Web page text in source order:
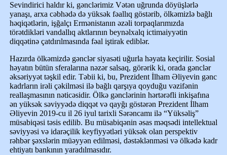
Sevindirici haldır ki, gənclərimiz Vətən uğrunda döyüşlərlə
yanaşı, arxa cəbhədə də yüksək fəallıq göstərib, ölkəmizlə bağlı
həqiqətlərin, işğalçı Ermənistanın əzəli torpaqlarımızda
törətdikləri vandallıq aktlarının beynəlxalq ictimaiyyətin
diqqətinə çatdırılmasında fəal iştirak ediblər.
Hazırda ölkəmizdə gənclər siyasəti uğurla həyata keçirilir. Sosial
həyatın bütün sferalarına nəzər salsaq, görərik ki, orada gənclər
əksəriyyət təşkil edir. Təbii ki, bu, Prezident İlham Əliyevin gənc
kadrların irəli çəkilməsi ilə bağlı qarşıya qoyduğu vəzifənin
reallaşmasının nəticəsidir. Ölkə gənclərinin hərtərəfli inkişafına
ən yüksək səviyyədə diqqət və qayğı göstərən Prezident İlham
Əliyevin 2019-cu il 26 iyul tarixli Sərəncamı ilə “Yüksəliş”
müsabiqəsi təsis edilib. Bu müsabiqənin əsas məqsədi intellektual
səviyyəsi və idarəçilik keyfiyyətləri yüksək olan perspektiv
rəhbər şəxslərin müəyyən edilməsi, dəstəklənməsi və ölkədə kadr
ehtiyatı bankının yaradılmasıdır.